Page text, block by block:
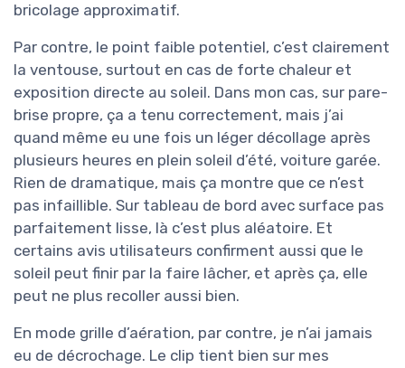
bricolage approximatif.
Par contre, le point faible potentiel, c’est clairement
la ventouse, surtout en cas de forte chaleur et
exposition directe au soleil. Dans mon cas, sur pare-
brise propre, ça a tenu correctement, mais j’ai
quand même eu une fois un léger décollage après
plusieurs heures en plein soleil d’été, voiture garée.
Rien de dramatique, mais ça montre que ce n’est
pas infaillible. Sur tableau de bord avec surface pas
parfaitement lisse, là c’est plus aléatoire. Et
certains avis utilisateurs confirment aussi que le
soleil peut finir par la faire lâcher, et après ça, elle
peut ne plus recoller aussi bien.
En mode grille d’aération, par contre, je n’ai jamais
eu de décrochage. Le clip tient bien sur mes